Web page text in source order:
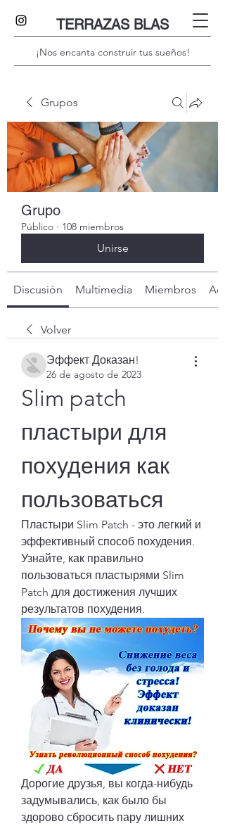
TERRAZAS BLAS
¡Nos encanta construir tus sueños!
Grupos
Grupo
Público · 108 miembros
Unirse
Discusión Multimedia Miembros
Volver
Эффект Доказан!
26 de agosto de 2023
Slim patch
пластыри для
похудения как
пользоваться
Пластыри Slim Patch - это легкий и
эффективный способ похудения.
Узнайте, как правильно
пользоваться пластырями Slim
Patch для достижения лучших
результатов похудения.
Дорогие друзья, вы когда-нибудь
задумывались, как было бы
здорово сбросить пару лишних